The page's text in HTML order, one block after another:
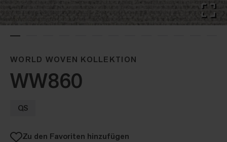
WORLD WOVEN KOLLEKTION
WW860
QS
Zu den Favoriten hinzufügen